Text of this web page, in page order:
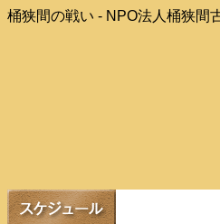
桶狭間の戦い - NPO法人桶狭間